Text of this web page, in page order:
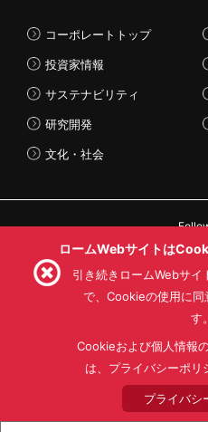
コーポレートトップ
投資家情報
サステナビリティ
研究開発
文化・社会
利用目的
プライバシーポリシ
ローム製品の販売に関す
© 1997 - 2026 ROHM CO.,
ロームWebサイトは
引き続きロームWebサイ
で、Cookieの使用に同
す。
Cookieおよび個人情報
は、プライバシーポリ
プライバシ